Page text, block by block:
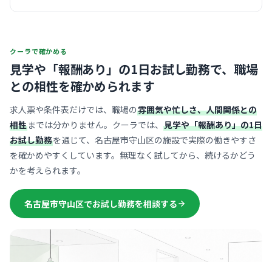
クーラで確かめる
見学や「報酬あり」の1日お試し勤務で、 職場
との相性を確かめられます
求人票や条件表だけでは、職場の雰囲気や忙しさ、人間関係との
相性までは分かりません。クーラでは、 見学や「報酬あり」の1日
お試し勤務を通じて、名古屋市守山区の施設で実際の働きやすさ
を確かめやすくしています。無理なく試してから、続けるかどう
かを考えられます。
名古屋市守山区でお試し勤務を相談する